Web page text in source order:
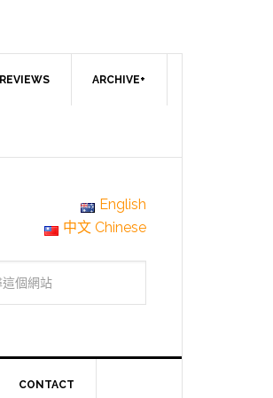
REVIEWS ARCHIVE+
English
中文 Chinese
CONTACT